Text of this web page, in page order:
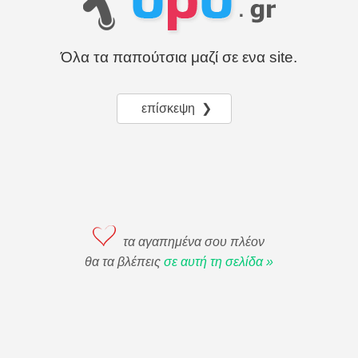
Όλα τα παπούτσια μαζί σε ενα site.
επίσκεψη ❯
τα αγαπημένα σου πλέον
θα τα βλέπεις σε αυτή τη σελίδα »